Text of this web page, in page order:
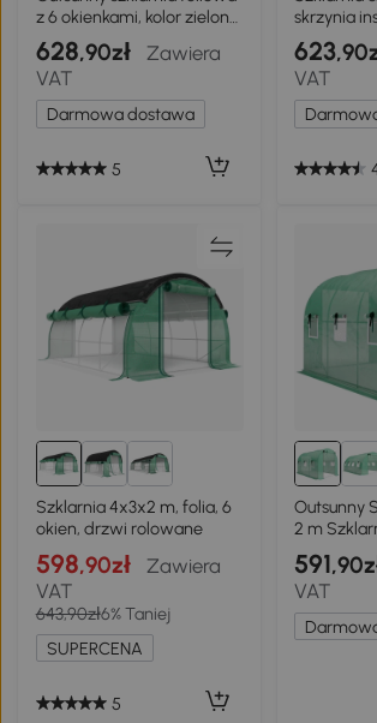
z 6 okienkami, kolor zielony,
3 x 3 x 2 cm
628,90zł
Zawiera
VAT
Darmowa dostawa
5
skrzynia
okienkami
623
VAT
Szklarnia 4x3x2 m, folia, 6
okien, drzwi rolowane
598,90zł
Zawiera
VAT
643,90zł6% Taniej
SUPERCENA
5
Outsunny
2 m
zwijanymi
591
VAT